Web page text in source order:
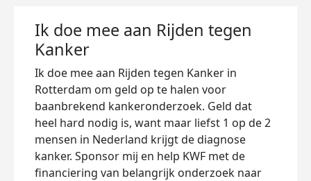
Ik doe mee aan Rijden tegen
Kanker
Ik doe mee aan Rijden tegen Kanker in
Rotterdam om geld op te halen voor
baanbrekend kankeronderzoek. Geld dat
heel hard nodig is, want maar liefst 1 op de 2
mensen in Nederland krijgt de diagnose
kanker. Sponsor mij en help KWF met de
financiering van belangrijk onderzoek naar